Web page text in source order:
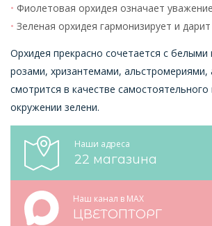
Фиолетовая орхидея означает
Зеленая орхидея гармонизирует и
Орхидея прекрасно сочетается с белыми
розами, хризантемами, альстромериями,
смотрится в качестве самостоятельного
окружении зелени.
Наши адреса
22 магазина
Наш канал в MAX
ЦВЕТОПТОРГ